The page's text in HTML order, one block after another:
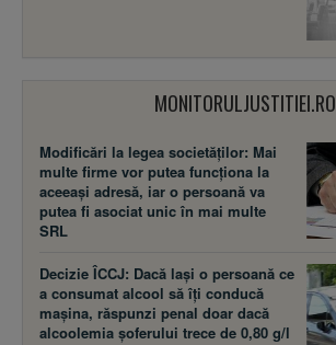
MONITORULJUSTITIEI.RO
Modificări la legea societăţilor: Mai
multe firme vor putea funcţiona la
aceeaşi adresă, iar o persoană va
putea fi asociat unic în mai multe
SRL
Decizie ÎCCJ: Dacă laşi o persoană ce
a consumat alcool să îţi conducă
maşina, răspunzi penal doar dacă
alcoolemia şoferului trece de 0,80 g/l